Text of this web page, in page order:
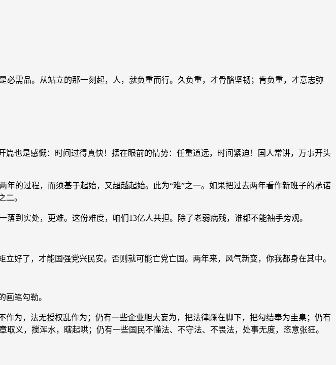
需品。从站立的那一刻起，人，就负重而行。久负重，才骨骼坚韧；肯负重，才意志弥
也是感慨：时间过得真快！摆在眼前的情势：任重道远，时间紧迫！国人常讲，万事开头
过程，而须基于起始，又超越起始。此为“难”之一。如果把过去两年看作新班子的承诺
二。
到实处，更难。这份难度，咱们13亿人共担。除了老弱病残，谁都不能袖手旁观。
了，才能国强党兴民安。否则就可能亡党亡国。两年来，风气新变，你我都身在其中。
画笔勾勒。
，法无授权乱作为；仍有一些企业胆大妄为，把法律踩在脚下，把勾结奉为圭臬；仍有
义，搅浑水，瞎起哄；仍有一些国民不懂法、不守法、不畏法，处事无度，恣意张狂。